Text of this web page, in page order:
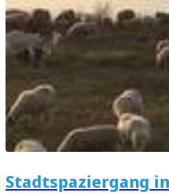
Stadtspaziergang